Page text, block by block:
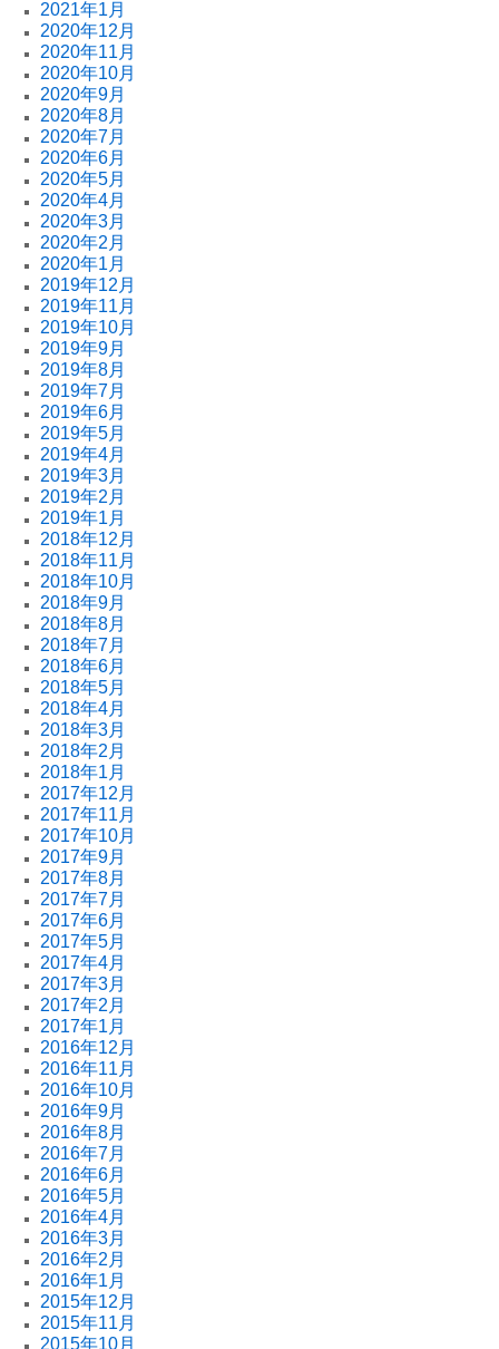
2021年1月
2020年12月
2020年11月
2020年10月
2020年9月
2020年8月
2020年7月
2020年6月
2020年5月
2020年4月
2020年3月
2020年2月
2020年1月
2019年12月
2019年11月
2019年10月
2019年9月
2019年8月
2019年7月
2019年6月
2019年5月
2019年4月
2019年3月
2019年2月
2019年1月
2018年12月
2018年11月
2018年10月
2018年9月
2018年8月
2018年7月
2018年6月
2018年5月
2018年4月
2018年3月
2018年2月
2018年1月
2017年12月
2017年11月
2017年10月
2017年9月
2017年8月
2017年7月
2017年6月
2017年5月
2017年4月
2017年3月
2017年2月
2017年1月
2016年12月
2016年11月
2016年10月
2016年9月
2016年8月
2016年7月
2016年6月
2016年5月
2016年4月
2016年3月
2016年2月
2016年1月
2015年12月
2015年11月
2015年10月